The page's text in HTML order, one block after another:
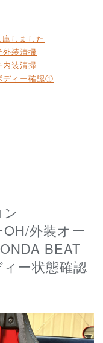
しました
外装清掃
内装清掃
ディー確認①
外装オー
BEAT
ー状態確認